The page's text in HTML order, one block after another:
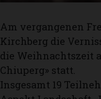
Am vergangenen
Kirchberg die
die Weihnachtszeit
Chiuperg» statt.
Insgesamt 19